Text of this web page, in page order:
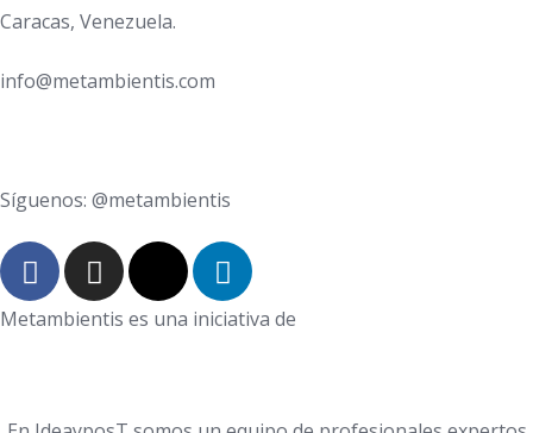
Caracas, Venezuela.
info@metambientis.com
Síguenos: @metambientis
Metambientis es una iniciativa de